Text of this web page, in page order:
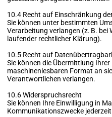
10.4 Recht auf Einschränkung
Sie können unter bestimmten
Verarbeitung verlangen (z. B. bei
laufender rechtlicher Klärung).
10.5 Recht auf
Sie können die Übermittlung
maschinenlesbaren Format an
Verantwortlichen verlangen.
10.6 Widerspruchsrecht
Sie können Ihre Einwilligung in
Kommunikationszwecke